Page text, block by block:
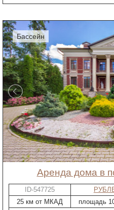
бассейн
Аренда дома в
ID-547725
25 км от МКАД
площадь